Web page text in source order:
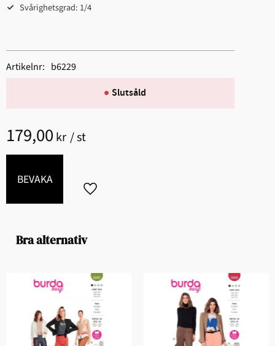
Svårighetsgrad: 1/4
179,00 kr /st
Lägg till i favoriter
BEVAKA
Bra alternativ
Slutsåld
Artikelnr b6229